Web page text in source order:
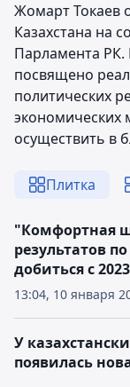
Жомарт Токаев
Казахстана на
Парламента
посвящено
политических
экономических
осуществить в
Плитка
13:04, 10 января
"Комфортная
результатов
добиться с
У
появилась